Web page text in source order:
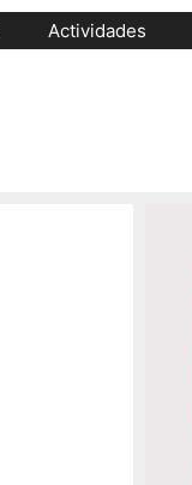
Actividades